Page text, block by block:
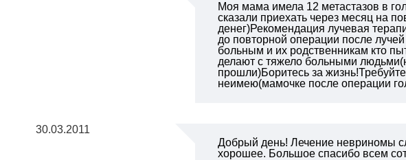
Моя мама имела 12 метастазов в
сказали приехать через месяц на
денег)Рекомендация лучевая
до повторной операции после
больным и их родственникам кто
делают с тяжело больными
прошли)Боритесь за
неимею(мамочке после операции
30.03.2011
Добрый день! Лечение невриномы
хорошее. Большое спасибо всем